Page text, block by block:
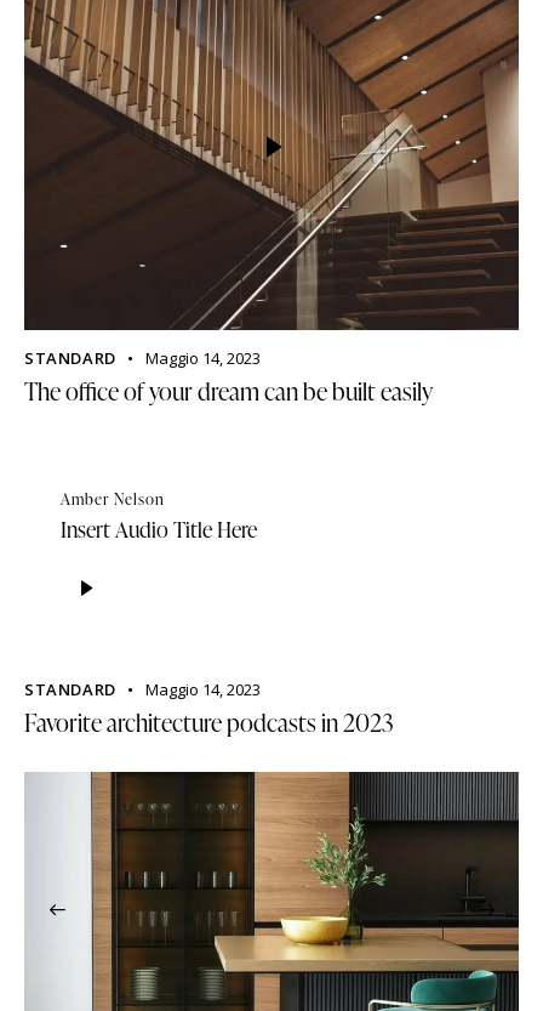
STANDARD Maggio 14, 2023
The office of your dream can be built easily
Amber Nelson
Insert Audio Title Here
Player
STANDARD Maggio 14, 2023
Favorite architecture podcasts in 2023